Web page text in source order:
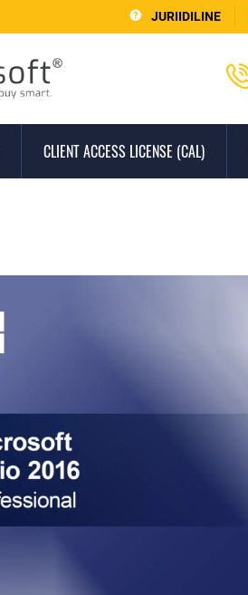
JURIIDILINE
CLIENT ACCESS LICENSE (CAL)